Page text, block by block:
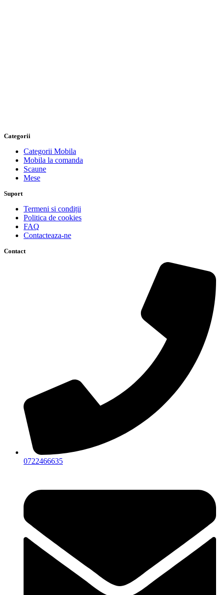
Categorii
Categorii Mobila
Mobila la comanda
Scaune
Mese
Suport
Termeni si condiții
Politica de cookies
FAQ
Contacteaza-ne
Contact
0722466635